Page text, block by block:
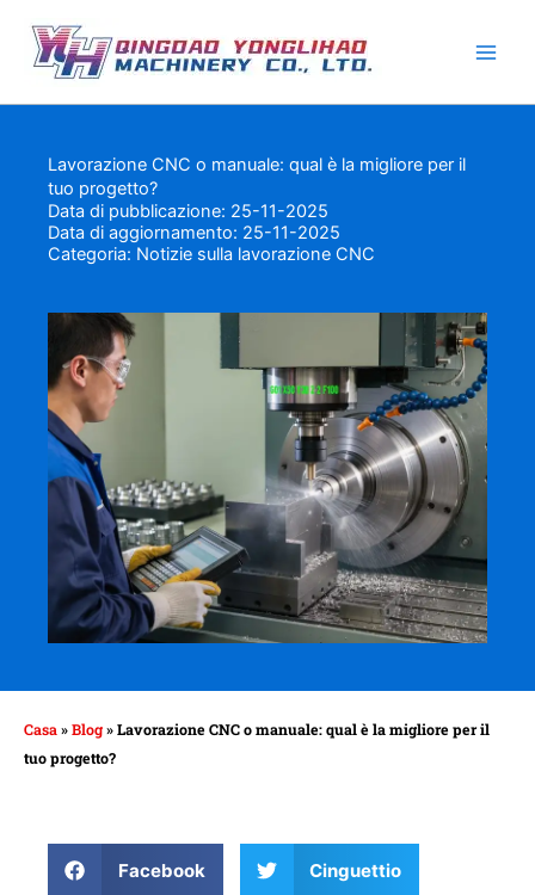
contenuto
Lavorazione CNC o manuale: qual è la migliore per il
tuo progetto?
Data di pubblicazione: 25-11-2025
Data di aggiornamento: 25-11-2025
Categoria: Notizie sulla lavorazione CNC
Casa »Blog»Lavorazione CNC o manuale: qual è la migliore per il
tuo progetto?
Facebook Cinguettio